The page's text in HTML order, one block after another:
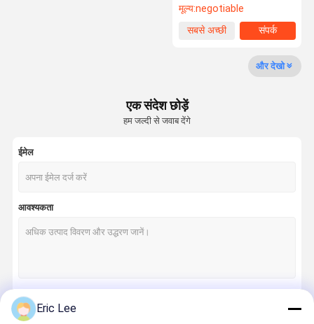
मूल्य:negotiable
सबसे अच्छी
संपर्क
और देखो
एक संदेश छोड़ें
हम जल्दी से जवाब देंगे
ईमेल
आवश्यकता
Eric Lee